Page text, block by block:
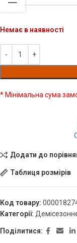
Немає в наявності
* Мінімальна сума
Додати до
Таблиця розмірів
Код товару:
Категорії:
Поділитися: